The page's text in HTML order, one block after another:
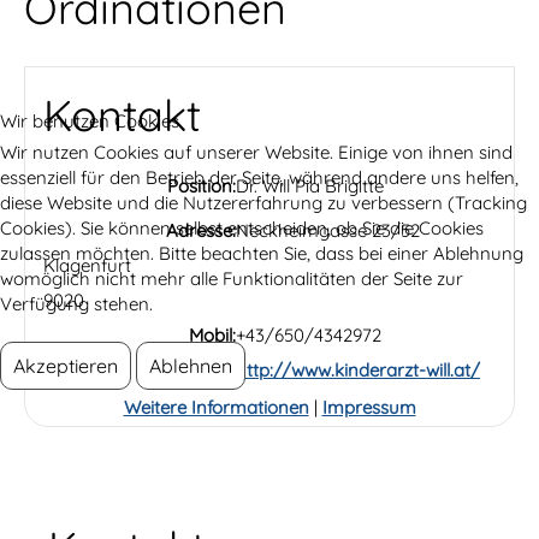
Kontakt
Position:Dr. Will Pia Brigitte
Adresse:Neckheimgasse 23/52
Klagenfurt
9020
Mobil:+43/650/4342972
Website:
http://www.kinderarzt-will.at/
Wir benutzen Cookies
Wir nutzen Cookies auf unserer Website. Einige von ihnen sind
essenziell für den Betrieb der Seite, während andere uns helfen,
diese Website und die Nutzererfahrung zu verbessern (Tracking
Cookies). Sie können selbst entscheiden, ob Sie die Cookies
zulassen möchten. Bitte beachten Sie, dass bei einer Ablehnung
womöglich nicht mehr alle Funktionalitäten der Seite zur
Verfügung stehen.
Akzeptieren Ablehnen
Weitere Informationen| Impressum